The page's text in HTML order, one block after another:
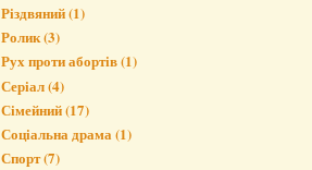
Різдвяний(1)
Ролик(3)
Рух проти абортів(1)
Серіал(4)
Сімейний(17)
Соціальна драма(1)
Спорт(7)